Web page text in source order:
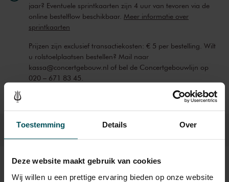
Toestemming Details Over
Deze website maakt gebruik van cookies
Wij willen u een prettige ervaring bieden op onze website
jaar? Eventuele sprintkaarten zijn 4 uur van tevoren via de
online bestelflow beschikbaar. Meer informatie over
sprintkaarten
Prijzen zijn exclusief transactiekosten: € 5 per bestelling. Wilt
u rolstoelplaatsen bestellen? Mail naar
kassa@concertgebouw.nl of bel de Concertgebouwlijn op
020 – 671 83 45.
Beeld en geluid